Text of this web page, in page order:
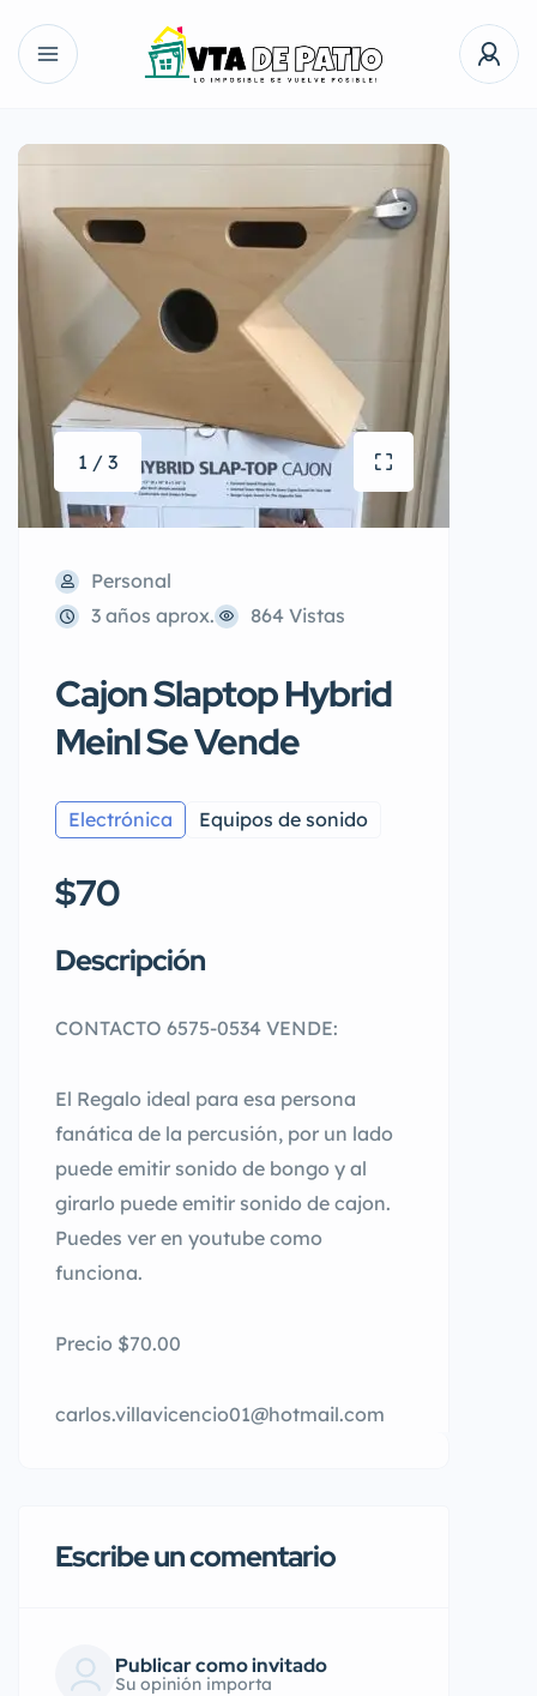
1 / 3
Personal
3 años aprox.
864 Vistas
Cajon Slaptop Hybrid
Meinl Se Vende
Electrónica Equipos de sonido
$70
Descripción
CONTACTO 6575-0534 VENDE:
El Regalo ideal para esa persona
fanática de la percusión, por un lado
puede emitir sonido de bongo y al
girarlo puede emitir sonido de cajon.
Puedes ver en youtube como
funciona.
Precio $70.00
carlos.villavicencio01@hotmail.com
Escribe un comentario
Publicar como invitado
Su opinión importa